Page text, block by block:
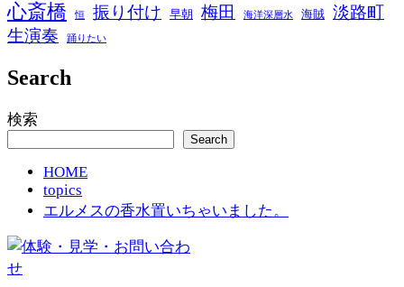
心斎橋 恒 振り付け 早朝 梅田 海洋深層水 海賊 淡路町
生演奏
踊りたい
Search
検索
Search
HOME
topics
エルメスの香水置いちゃいました。